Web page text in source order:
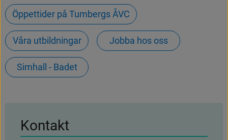
Öppettider på Tumbergs ÅVC
Våra utbildningar Jobba hos oss
Simhall - Badet
Kontakt